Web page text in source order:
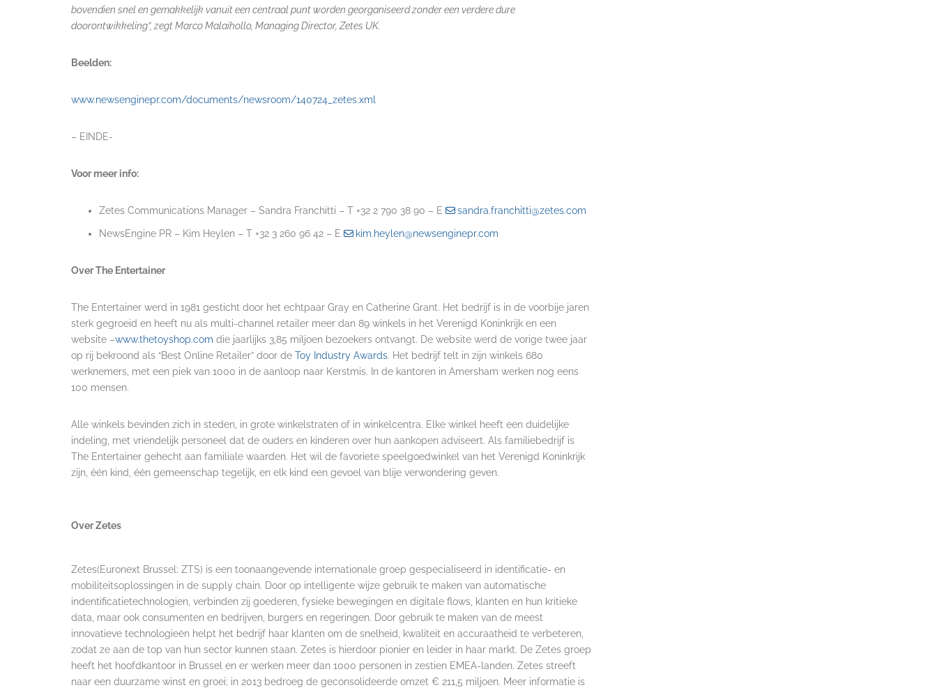
bovendien snel en gemakkelijk vanuit een centraal punt worden georganiseerd zonder een verdere dure
doorontwikkeling”, zegt Marco Malaihollo, Managing Director, Zetes UK.
Beelden:
www.newsenginepr.com/documents/newsroom/140724_zetes.xml
– EINDE-
Voor meer info:
Zetes Communications Manager – Sandra Franchitti – T +32 2 790 38 90 – E sandra.franchitti@zetes.com
NewsEngine PR – Kim Heylen – T +32 3 260 96 42 – E kim.heylen@newsenginepr.com
Over The Entertainer
The Entertainer werd in 1981 gesticht door het echtpaar Gray en Catherine Grant. Het bedrijf is in de voorbije jaren
sterk gegroeid en heeft nu als multi-channel retailer meer dan 89 winkels in het Verenigd Koninkrijk en een
website –www.thetoyshop.com die jaarlijks 3,85 miljoen bezoekers ontvangt. De website werd de vorige twee jaar
op rij bekroond als “Best Online Retailer” door de Toy Industry Awards. Het bedrijf telt in zijn winkels 680
werknemers, met een piek van 1000 in de aanloop naar Kerstmis. In de kantoren in Amersham werken nog eens
100 mensen.
Alle winkels bevinden zich in steden, in grote winkelstraten of in winkelcentra. Elke winkel heeft een duidelijke
indeling, met vriendelijk personeel dat de ouders en kinderen over hun aankopen adviseert. Als familiebedrijf is
The Entertainer gehecht aan familiale waarden. Het wil de favoriete speelgoedwinkel van het Verenigd Koninkrijk
zijn, één kind, één gemeenschap tegelijk, en elk kind een gevoel van blije verwondering geven.
Over Zetes
Zetes(Euronext Brussel: ZTS) is een toonaangevende internationale groep gespecialiseerd in identificatie- en
mobiliteitsoplossingen in de supply chain. Door op intelligente wijze gebruik te maken van automatische
indentificatietechnologien, verbinden zij goederen, fysieke bewegingen en digitale flows, klanten en hun kritieke
data, maar ook consumenten en bedrijven, burgers en regeringen. Door gebruik te maken van de meest
innovatieve technologieën helpt het bedrijf haar klanten om de snelheid, kwaliteit en accuraatheid te verbeteren,
zodat ze aan de top van hun sector kunnen staan. Zetes is hierdoor pionier en leider in haar markt. De Zetes groep
heeft het hoofdkantoor in Brussel en er werken meer dan 1000 personen in zestien EMEA-landen. Zetes streeft
naar een duurzame winst en groei; in 2013 bedroeg de geconsolideerde omzet € 211,5 miljoen. Meer informatie is